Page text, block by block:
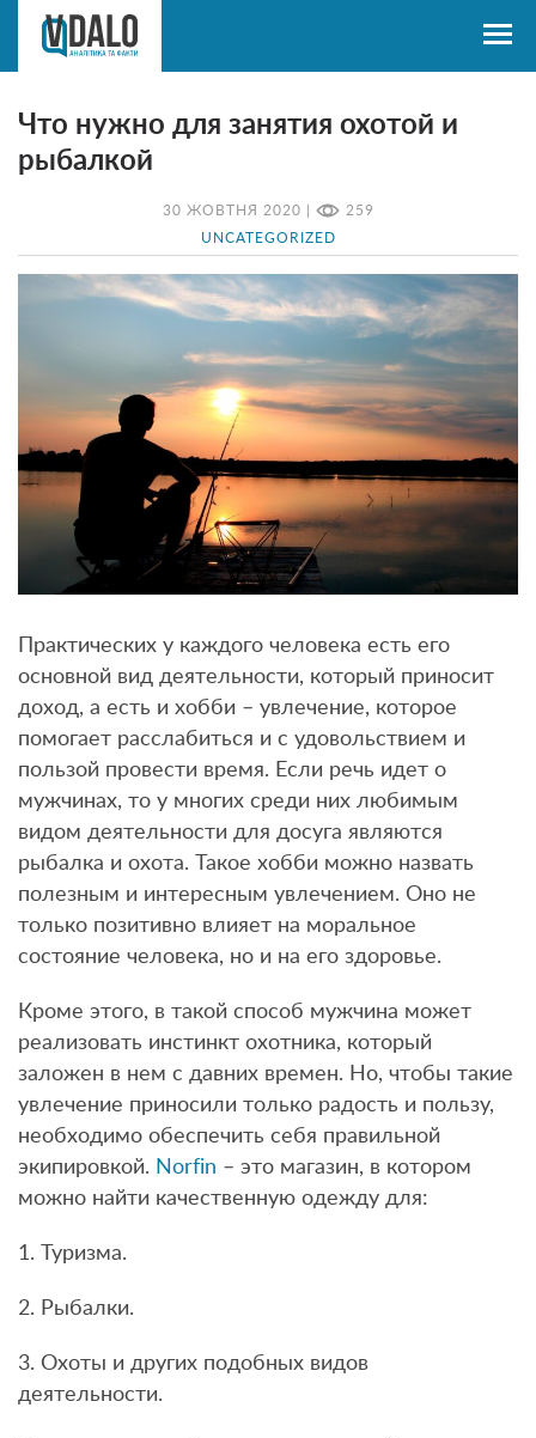
30 ЖОВТНЯ 2020 | 259
UNCATEGORIZED
Что нужно для занятия охотой и
рыбалкой
Практических у каждого человека есть его
основной вид деятельности, который приносит
доход, а есть и хобби – увлечение, которое
помогает расслабиться и с удовольствием и
пользой провести время. Если речь идет о
мужчинах, то у многих среди них любимым
видом деятельности для досуга являются
рыбалка и охота. Такое хобби можно назвать
полезным и интересным увлечением. Оно не
только позитивно влияет на моральное
состояние человека, но и на его здоровье.
Кроме этого, в такой способ мужчина может
реализовать инстинкт охотника, который
заложен в нем с давних времен. Но, чтобы такие
увлечение приносили только радость и пользу,
необходимо обеспечить себя правильной
экипировкой. Norfin – это магазин, в котором
можно найти качественную одежду для:
1. Туризма.
2. Рыбалки.
3. Охоты и других подобных видов
деятельности.